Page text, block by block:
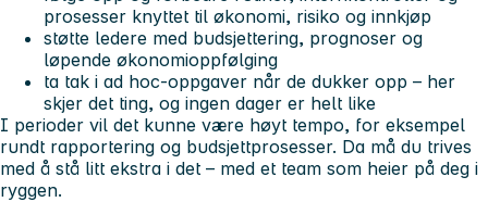
prosesser knyttet til økonomi, risiko og innkjøp
støtte ledere med budsjettering, prognoser og
løpende økonomioppfølging
ta tak i ad hoc-oppgaver når de dukker opp – her
skjer det ting, og ingen dager er helt like
I perioder vil det kunne være høyt tempo, for eksempel
rundt rapportering og budsjettprosesser. Da må du trives
med å stå litt ekstra i det – med et team som heier på deg i
ryggen.